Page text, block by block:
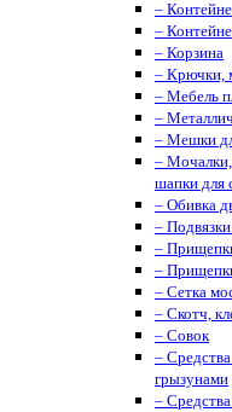
–
–
– Корзина
– Крючки,
– Мебель
–
– Мешки
–
шапки для
– Обивка
–
–
–
– Сетка
– Скотч,
– Совок
–
грызунами
–